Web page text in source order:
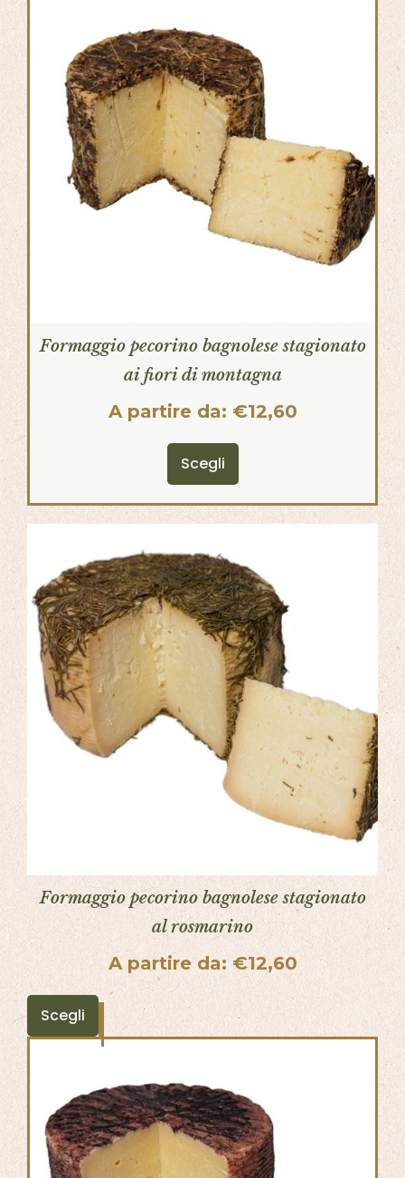
Formaggio pecorino bagnolese stagionato
ai fiori di montagna
A partire da: €12,60
Scegli
Formaggio pecorino bagnolese stagionato
al rosmarino
A partire da: €12,60
Scegli